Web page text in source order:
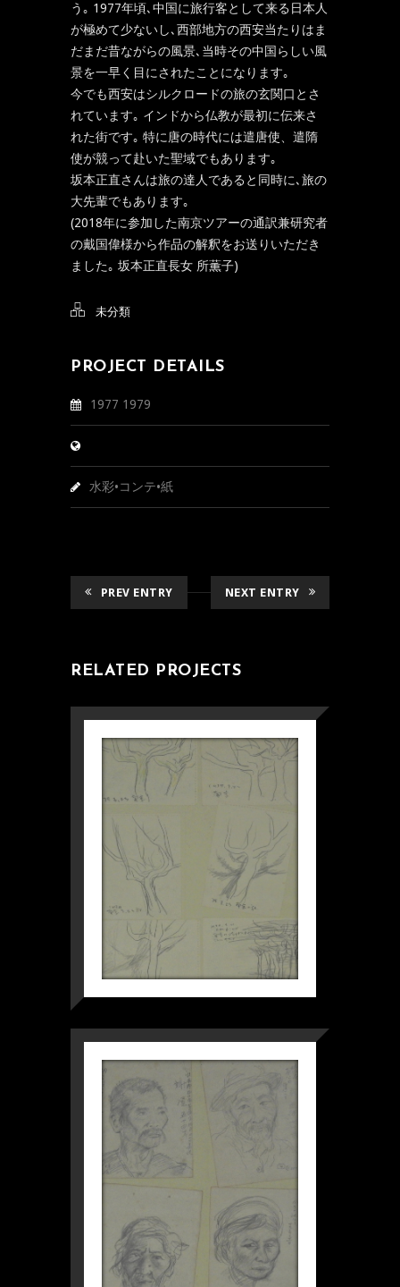
う｡ 1977年頃､中国に旅行客として来る日本人
が極めて少ないし､西部地方の西安当たりはま
だまだ昔ながらの風景､当時その中国らしい風
景を一早く目にされたことになります｡
今でも西安はシルクロードの旅の玄関口とさ
れています｡ インドから仏教が最初に伝来さ
れた街です｡ 特に唐の時代には遣唐使、遣隋
使が競って赴いた聖域でもあります｡
坂本正直さんは旅の達人であると同時に､旅の
大先輩でもあります｡
(2018年に参加した南京ツアーの通訳兼研究者
の戴国偉様から作品の解釈をお送りいただき
ました｡ 坂本正直長女 所薫子)
未分類
PROJECT DETAILS
1977 1979
水彩•コンテ•紙
PREV ENTRY NEXT ENTRY
RELATED PROJECTS